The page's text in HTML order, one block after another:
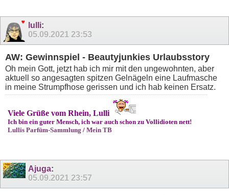
lulli:
05.09.2021 23:53
AW: Gewinnspiel - Beautyjunkies Urlaubsstory
Oh mein Gott, jetzt hab ich mir mit den ungewohnten, aber
aktuell so angesagten spitzen Gelnägeln eine Laufmasche
in meine Strumpfhose gerissen und ich hab keinen Ersatz.
Viele Grüße vom Rhein, Lulli
Ich bin ein guter Mensch, ich war auch schon zu Vollidioten nett!
Lullis Parfüm-Sammlung / Mein TB
Ajuga:
05.09.2021 23:57